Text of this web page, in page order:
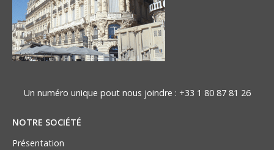
Un numéro unique pout nous joindre : +33 1 80 87 81 26
NOTRE SOCIÉTÉ
Présentation